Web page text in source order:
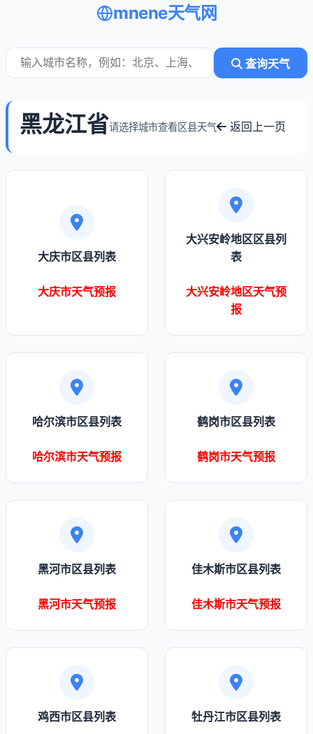
mnene天气网
查询天气
黑龙江省请选择城市查看区县天气 返回上一页
大庆市区县列表
大庆市天气预报
大兴安岭地区区县列
表
大兴安岭地区天气预
报
哈尔滨市区县列表
哈尔滨市天气预报
鹤岗市区县列表
鹤岗市天气预报
黑河市区县列表
黑河市天气预报
佳木斯市区县列表
佳木斯市天气预报
鸡西市区县列表 牡丹江市区县列表